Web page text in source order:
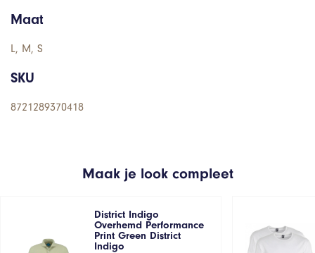
Maat
L, M, S
SKU
8721289370418
Maak je look compleet
District Indigo
Overhemd Performance
Print Green District
Indigo